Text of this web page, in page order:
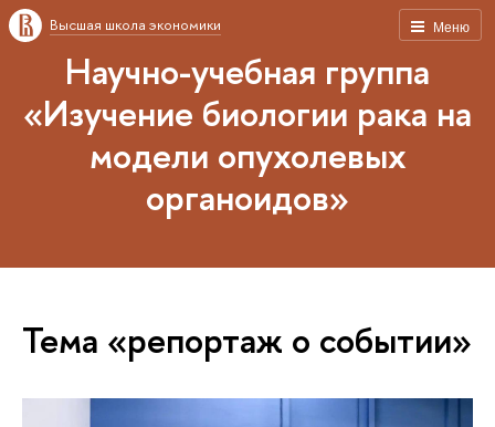
Меню
Высшая школа экономики
Научно-учебная группа
«Изучение биологии рака на
модели опухолевых
органоидов»
Тема «репортаж о событии»